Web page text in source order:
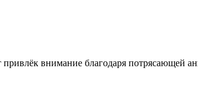
внимание благодаря потрясающей